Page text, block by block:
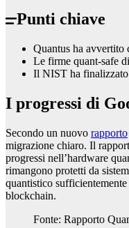
Punti chiave
Quantus ha avvertito
Le firme quant-safe
Il NIST ha finalizzato
I progressi di
Secondo un nuovo rapporto
migrazione chiaro. Il
progressi nell’hardware
rimangono protetti da
quantistico
blockchain.
Fonte: Rapporto